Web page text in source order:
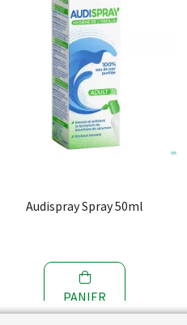
Audispray Spray 50ml
PANIER